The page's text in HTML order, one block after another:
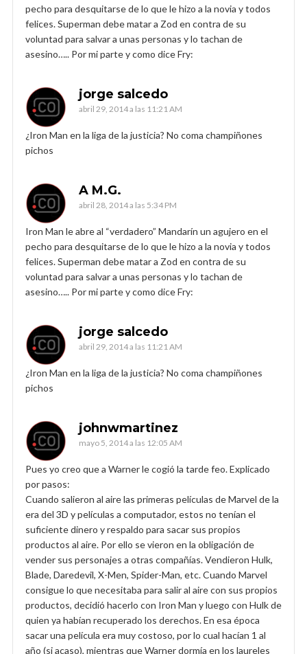
pecho para desquitarse de lo que le hizo a la novia y todos
felices. Superman debe matar a Zod en contra de su
voluntad para salvar a unas personas y lo tachan de
asesino….. Por mi parte y como dice Fry:
jorge salcedo
abril 29, 2014 a las 11:21 AM
¿Iron Man en la liga de la justicia? No coma champiñones
pichos
A M.G.
abril 28, 2014 a las 5:34 PM
Iron Man le abre al “verdadero” Mandarín un agujero en el
pecho para desquitarse de lo que le hizo a la novia y todos
felices. Superman debe matar a Zod en contra de su
voluntad para salvar a unas personas y lo tachan de
asesino….. Por mi parte y como dice Fry:
jorge salcedo
abril 29, 2014 a las 11:21 AM
¿Iron Man en la liga de la justicia? No coma champiñones
pichos
johnwmartinez
mayo 5, 2014 a las 12:05 AM
Pues yo creo que a Warner le cogió la tarde feo. Explicado
por pasos:
Cuando salieron al aire las primeras películas de Marvel de la
era del 3D y películas a computador, estos no tenían el
suficiente dinero y respaldo para sacar sus propios
productos al aire. Por ello se vieron en la obligación de
vender sus personajes a otras compañías. Vendieron Hulk,
Blade, Daredevil, X-Men, Spider-Man, etc. Cuando Marvel
consigue lo que necesitaba para salir al aire con sus propios
productos, decidió hacerlo con Iron Man y luego con Hulk de
quien ya habían recuperado los derechos. En esa época
sacar una película era muy costoso, por lo cual hacían 1 al
año (si acaso), mientras que Warner dormía en los laureles